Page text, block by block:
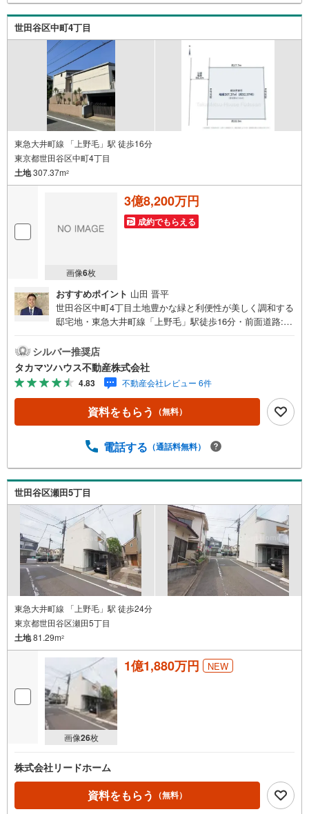
合は「室内・現地を見学する（無料）」ボタンよりご希望
の日時をご記入いただけますとスムーズにご案内が可能で
す。【ウィル不動産販売はここが強み】（1）住宅ローンに
精通しており、社内にローン専門部署があります！（2）施
工実績多数のリフォーム部門も社内にあります！（3）定休
日なし！
世田谷区中町4丁目
東急大井町線 「上野毛」駅 徒歩16分
東京都世田谷区中町4丁目
土地307.37m2
画像6枚
3億8,200万円
成約でもらえる
おすすめポイント 山田 晋平
世田谷区中町4丁目土地豊かな緑と利便性が美しく調和する
邸宅地・東急大井町線「上野毛」駅徒歩16分・前面道路:約
町小学校・・・・・・・・・・・・・・約350m★区立玉川
中学校・・・・・・・・・・・・・・約358m★ポピンズナ
ーサリースクール世田谷中町・・・約373m★世田谷中町郵
便局・・・・・・・・・・・・・約297m★ガーデンクリニ
ック中町（内科）・・・・・・・約81m★ファミリーマー
ト深沢五丁目店 ・・・・・・・約166m★中町公園
シルバー推奨店
タカマツハウス不動産株式会社
4.83 不動産会社レビュー 6件
資料をもらう （無料）
電話する （通話料無料）
世田谷区瀬田5丁目
東急大井町線 「上野毛」駅 徒歩24分
東京都世田谷区瀬田5丁目
土地81.29m2
画像26枚
1億1,880万円 NEW
株式会社リードホーム
資料をもらう （無料）